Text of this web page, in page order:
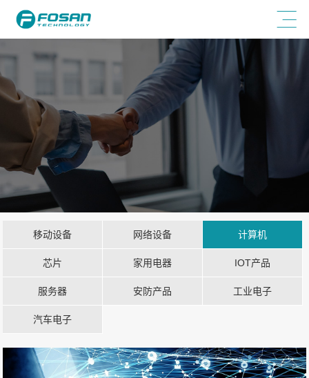
移动设备 网络设备 计算机
芯片 家用电器 IOT产品
服务器 安防产品 工业电子
汽车电子